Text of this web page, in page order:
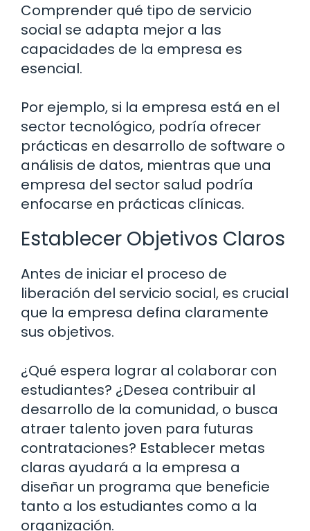
Comprender qué tipo de servicio
social se adapta mejor a las
capacidades de la empresa es
esencial.
Por ejemplo, si la empresa está en el
sector tecnológico, podría ofrecer
prácticas en desarrollo de software o
análisis de datos, mientras que una
empresa del sector salud podría
enfocarse en prácticas clínicas.
Establecer Objetivos Claros
Antes de iniciar el proceso de
liberación del servicio social, es crucial
que la empresa defina claramente
sus objetivos.
¿Qué espera lograr al colaborar con
estudiantes? ¿Desea contribuir al
desarrollo de la comunidad, o busca
atraer talento joven para futuras
contrataciones? Establecer metas
claras ayudará a la empresa a
diseñar un programa que beneficie
tanto a los estudiantes como a la
organización.